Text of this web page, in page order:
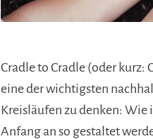
Cradle to Cradle (oder kurz:
eine der wichtigsten
Kreisläufen zu denken:
Anfang an so gestaltet